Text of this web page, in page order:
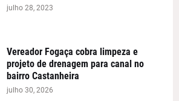
julho 28, 2023
Vereador Fogaça cobra limpeza e
projeto de drenagem para canal no
bairro Castanheira
julho 30, 2026